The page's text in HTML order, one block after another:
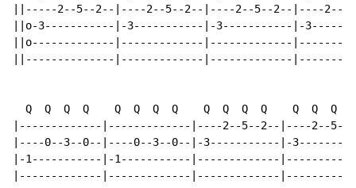
||-----2--5--2--|----2--5--2--|----2--5--2--|----2--
||o-3-----------|-3-----------|-3-----------|-
||o-------------|-------------|-------------
||--------------|-------------|-------------
  Q  Q  Q  Q    Q  Q  Q  Q    Q  Q  Q  Q    Q  Q  Q  Q
|-------------|-------------|----2--5--2--|----2--5--
|----0--3--0--|----0--3--0--|-3-----------|-
|-1-----------|-1-----------|-------------
|-------------|-------------|-------------